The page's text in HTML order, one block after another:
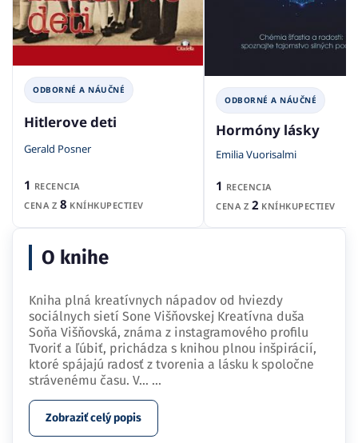
ODBORNÉ A NÁUČNÉ
Hitlerove deti
Gerald Posner
1 RECENCIA
CENA Z 8 KNÍHKUPECTIEV
ODBORNÉ A NÁUČNÉ
Hormóny lásky
Emilia Vuorisalmi
1 RECENCIA
CENA Z 2 KNÍHKUPECTIEV
O knihe
Kniha plná kreatívnych nápadov od hviezdy
sociálnych sietí Sone Višňovskej Kreatívna duša
Soňa Višňovská, známa z instagramového profilu
Tvoriť a ľúbiť, prichádza s knihou plnou inšpirácií,
ktoré spájajú radosť z tvorenia a lásku k spoločne
strávenému času. V… ...
Zobraziť celý popis